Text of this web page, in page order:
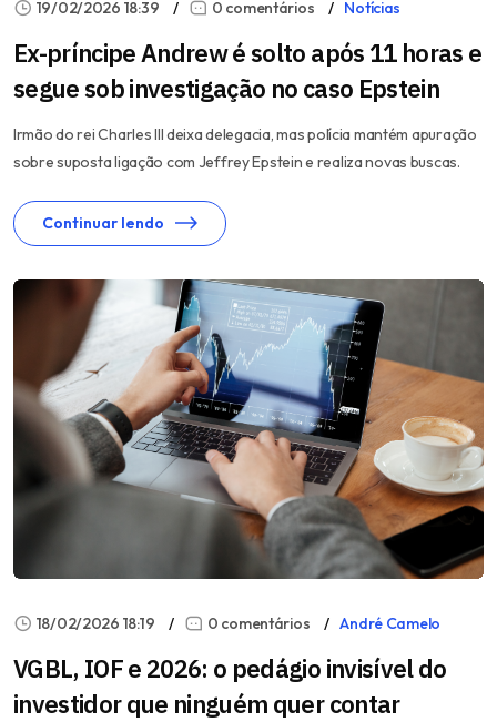
19/02/2026 18:39 0 comentários Notícias
Ex-príncipe Andrew é solto após 11 horas e
segue sob investigação no caso Epstein
Irmão do rei Charles III deixa delegacia, mas polícia mantém apuração
sobre suposta ligação com Jeffrey Epstein e realiza novas buscas.
Continuar lendo
18/02/2026 18:19 0 comentários André Camelo
VGBL, IOF e 2026: o pedágio invisível do
investidor que ninguém quer contar